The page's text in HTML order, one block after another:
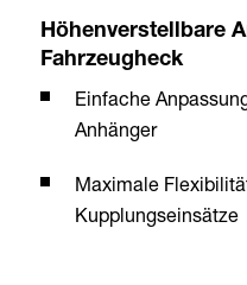
Höhenverstellbare
Fahrzeugheck
Einfache
Anhänger
Maximale
Kupplungseinsätze